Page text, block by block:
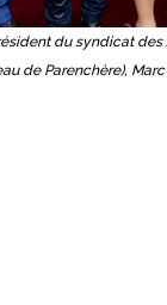
du syndicat
de Parenchère),